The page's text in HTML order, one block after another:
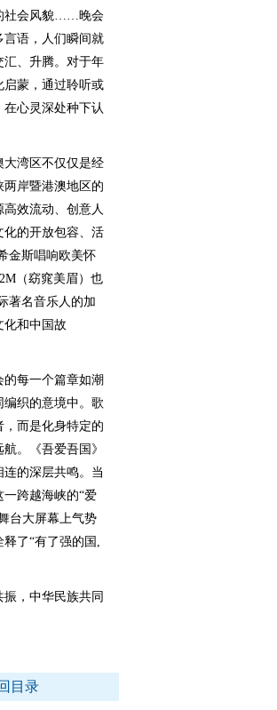
社会风貌……晚会
语，人们瞬间就
、升腾。对于年
蒙，通过聆听或
心灵深处种下认
湾区不仅仅是经
岸暨港澳地区的
效流动、创意人
的开放包容、活
金斯唱响欧美怀
（窈窕美眉）也
著名音乐人的加
化和中国故
每一个篇章如潮
织的意境中。歌
而是化身特定的
。《吾爱吾国》
连的深层共鸣。当
跨越海峡的“爱
台大屏幕上气势
了“有了强的国,
，中华民族共同
目录